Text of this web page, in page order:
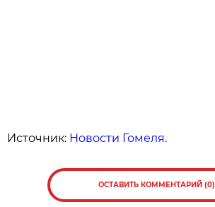
Источник: Новости Гомеля.
ОСТАВИТЬ КОММЕНТАРИЙ (0)